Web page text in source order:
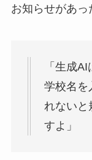
お知らせがあっ
「生成
学校名を
れないと
すよ」